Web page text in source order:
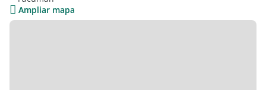
El jardín es un verdadero oasis: pileta con solárium para los
días de verano y un quincho con asador que invita a disfrutar
Ampliar mapa